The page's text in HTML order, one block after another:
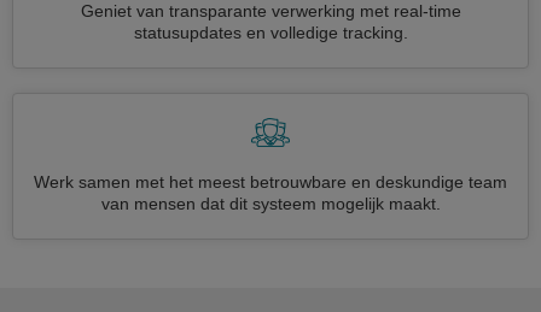
Geniet van transparante verwerking met real-time
statusupdates en volledige tracking.
Werk samen met het meest betrouwbare en deskundige team
van mensen dat dit systeem mogelijk maakt.